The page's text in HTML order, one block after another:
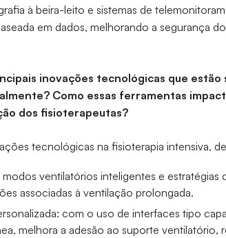
à beira-leito e sistemas de
em dados, melhorando a segurança
inovações tecnológicas que estão
Como essas ferramentas
dos fisioterapeutas?
tecnológicas na fisioterapia intensiva,
ventilatórios inteligentes e estratégias
associadas à ventilação prolongada.
com o uso de interfaces tipo
melhora a adesão ao suporte ventilatório,